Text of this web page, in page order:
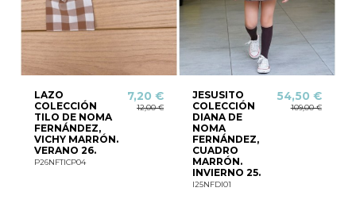
LAZO
COLECCIÓN
TILO DE NOMA
FERNÁNDEZ,
VICHY MARRÓN.
VERANO 26.
P26NFTICP04
7,20 €
12,00 €
JESUSITO
COLECCIÓN
DIANA DE
NOMA
FERNÁNDEZ,
CUADRO
MARRÓN.
INVIERNO 25.
I25NFDI01
54,50 €
109,00 €